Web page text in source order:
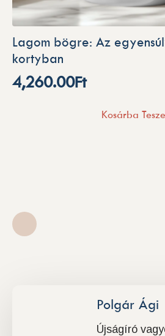
Lagom bögre: Az
kortyban
4,260.00Ft
Kosárba
Polgár Ági
Újságíró